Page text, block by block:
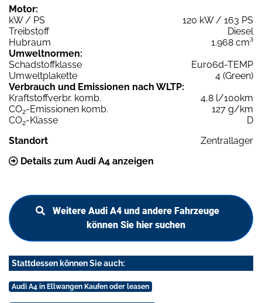
Motor:
kW / PS
120 kW / 163 PS
Treibstoff
Diesel
Hubraum
1.968 cm³
Umweltnormen:
Schadstoffklasse
Euro6d-TEMP
Umweltplakette
4 (Green)
Verbrauch und Emissionen nach WLTP:
Kraftstoffverbr. komb.
4,8 l/100km
CO2-Emissionen komb.
127 g/km
CO2-Klasse
D
Standort
Zentrallager
Details zum Audi A4 anzeigen
Weitere Audi A4 und andere Fahrzeuge
können Sie hier suchen
Stattdessen können Sie auch:
Audi A4 in Ellwangen Kaufen oder leasen